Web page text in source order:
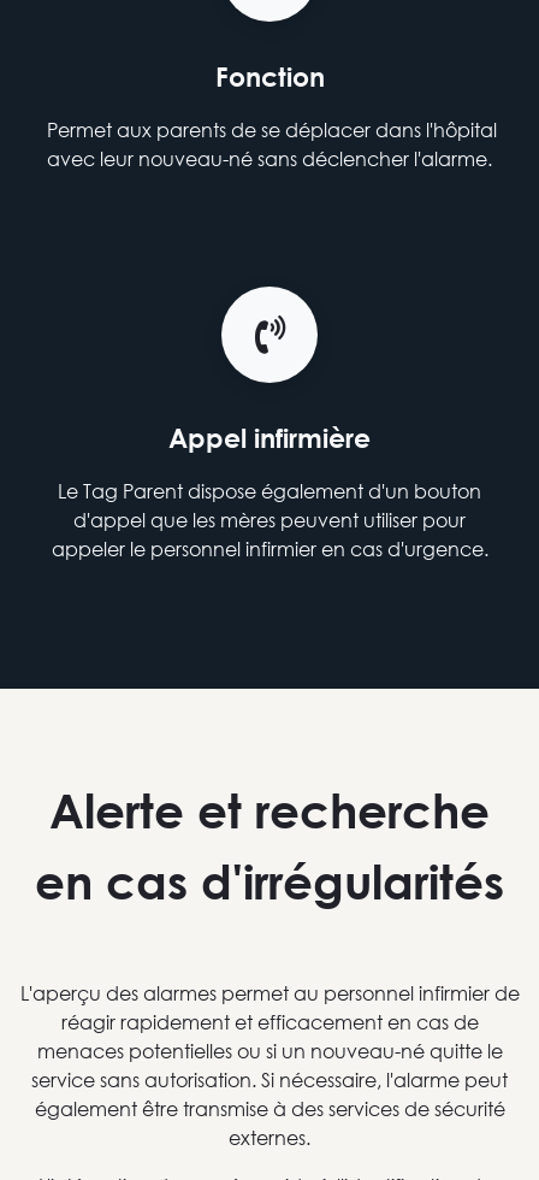
Fonction
Permet aux parents de se déplacer dans l'hôpital
avec leur nouveau-né sans déclencher l'alarme.
Appel infirmière
Le Tag Parent dispose également d'un bouton
d'appel que les mères peuvent utiliser pour
appeler le personnel infirmier en cas d'urgence.
Alerte et recherche
en cas d'irrégularités
L'aperçu des alarmes permet au personnel infirmier de
réagir rapidement et efficacement en cas de
menaces potentielles ou si un nouveau-né quitte le
service sans autorisation. Si nécessaire, l'alarme peut
également être transmise à des services de sécurité
externes.